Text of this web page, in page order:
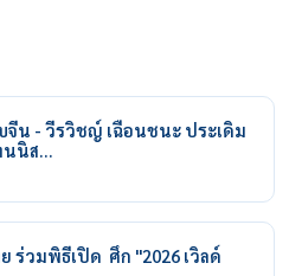
น - วีรวิชญ์ เฉือนชนะ ประเดิม
นิส…
ร่วมพิธีเปิด ศึก "2026 เวิลด์